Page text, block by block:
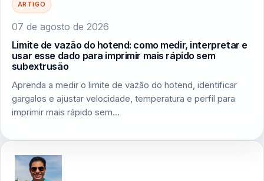
ARTIGO
07 de agosto de 2026
Limite de vazão do hotend: como medir, interpretar e
usar esse dado para imprimir mais rápido sem
subextrusão
Aprenda a medir o limite de vazão do hotend, identificar
gargalos e ajustar velocidade, temperatura e perfil para
imprimir mais rápido sem…